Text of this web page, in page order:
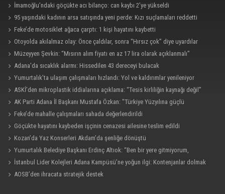
İmamoğlu’ndaki göçükte acı bilanço: can kaybı 2’ye yükseldi
95 yaşındaki kadının arsa satışında yeni perde: Kızı suçlamaları reddetti
Feke’de motosiklet ağaca çarptı: 1 kişi hayatını kaybetti
Otoyolda akılalmaz olay: Önce çaldılar, sonra “Hırsız çok” diye uyardılar
Müzeyyen Şevkin: “Mısırın alım fiyatı en az 17 lira olarak açıklanmalı”
Adana’da sıcaklık alarmı: Hissedilen 43 dereceyi bulacak
Yumurtalık’ta ulaşım çalışmaları hızlandı: Yol ve kaldırımlar yenileniyor
ASKİ’den mikroplastik iddialarına açıklama: “Tesis kirliliğin kaynağı değil”
AK Parti Adana İl Başkanı Mustafa Özkan: "Türkiye Yüzyılına güçlü
teşkilatımızla yürüyoruz"
Feke’de mahalle çalışmaları sahada değerlendirildi
Göçükte hayatını kaybeden işçinin cenazesi ailesine teslim edildi
Kozan’da Yaz Konserleri Akdam’da şenliğe dönüştü
Yumurtalık Belediye Başkanı Erdinç Altıok: “Ben bir yere gitmiyorum,
partimdeyim”
İstanbul Lider Kolejleri Adana Kampüsü’ne yoğun ilgi: Kontenjanlar dolmak
üzereAOSB’den ihracata stratejik destek